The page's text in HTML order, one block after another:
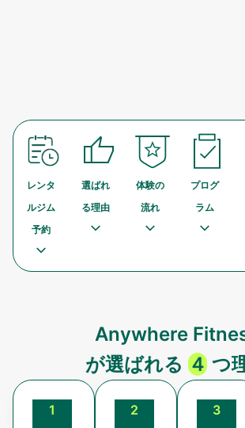
レンタ
ルジム
予約
選ばれ
る理由
体験の
流れ
プログ
ラム
Anywhere
が選ばれる ４つ
1 2 3